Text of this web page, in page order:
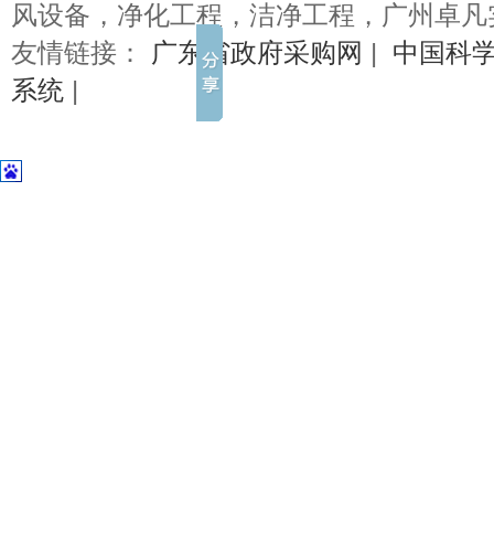
风设备，净化工程，洁净工程，广州卓
友情链接：
广东省政府采购网 | 中国科
系统 |